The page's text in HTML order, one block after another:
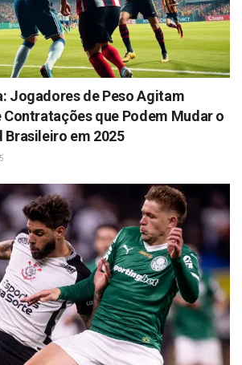
Jogadores de Peso Agitam
que Podem Mudar o
Brasileiro em 2025